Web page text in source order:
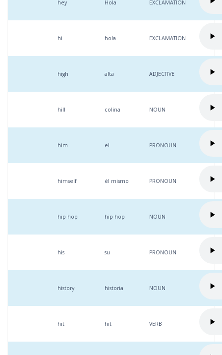
hey Hola EXCLAMATION
hi hola EXCLAMATION
high alta ADJECTIVE
hill colina NOUN
him el PRONOUN
himself él mismo PRONOUN
hip hop hip hop NOUN
his su PRONOUN
history historia NOUN
hit hit VERB